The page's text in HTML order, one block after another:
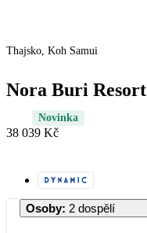
Thajsko, Koh Samui
Nora Buri
Novinka
38 039 Kč
Osoby: 2 dospělí